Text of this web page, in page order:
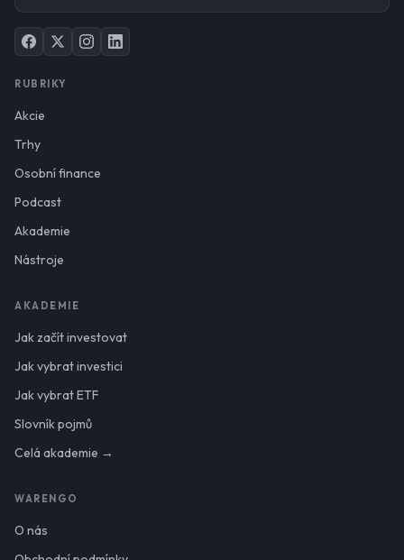
RUBRIKY
Akcie
Trhy
Osobní finance
Podcast
Akademie
Nástroje
AKADEMIE
Jak začít investovat
Jak vybrat investici
Jak vybrat ETF
Slovník pojmů
Celá akademie →
WARENGO
O nás